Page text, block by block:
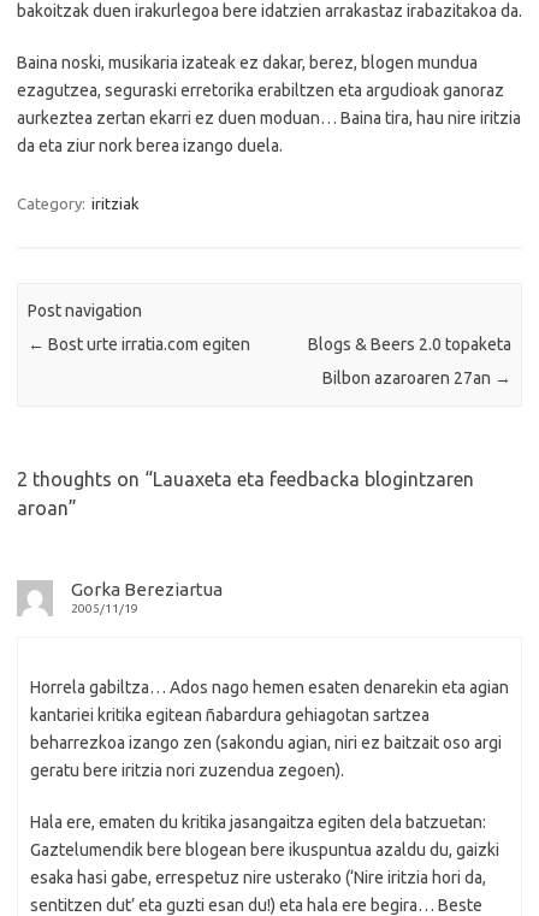
bakoitzak duen irakurlegoa bere idatzien arrakastaz irabazitakoa da.
Baina noski, musikaria izateak ez dakar, berez, blogen mundua
ezagutzea, seguraski erretorika erabiltzen eta argudioak ganoraz
aurkeztea zertan ekarri ez duen moduan… Baina tira, hau nire iritzia
da eta ziur nork berea izango duela.
Category: iritziak
Post navigation
← Bost urte irratia.com egiten
Blogs & Beers 2.0 topaketa
Bilbon azaroaren 27an →
2 thoughts on “Lauaxeta eta feedbacka blogintzaren
aroan”
Gorka Bereziartua
2005/11/19
Horrela gabiltza… Ados nago hemen esaten denarekin eta agian
kantariei kritika egitean ñabardura gehiagotan sartzea
beharrezkoa izango zen (sakondu agian, niri ez baitzait oso argi
geratu bere iritzia nori zuzendua zegoen).
Hala ere, ematen du kritika jasangaitza egiten dela batzuetan:
Gaztelumendik bere blogean bere ikuspuntua azaldu du, gaizki
esaka hasi gabe, errespetuz nire usterako (‘Nire iritzia hori da,
sentitzen dut’ eta guzti esan du!) eta hala ere begira… Beste